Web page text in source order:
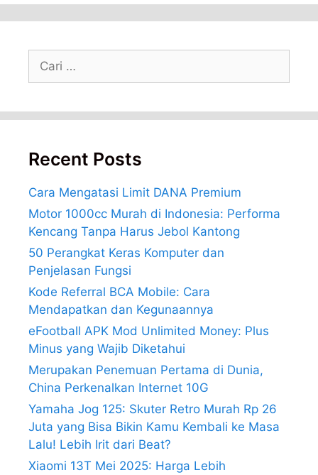
Cari
Recent Posts
Cara Mengatasi Limit DANA Premium
Motor 1000cc Murah di Indonesia: Performa
Kencang Tanpa Harus Jebol Kantong
50 Perangkat Keras Komputer dan
Penjelasan Fungsi
Kode Referral BCA Mobile: Cara
Mendapatkan dan Kegunaannya
eFootball APK Mod Unlimited Money: Plus
Minus yang Wajib Diketahui
Merupakan Penemuan Pertama di Dunia,
China Perkenalkan Internet 10G
Yamaha Jog 125: Skuter Retro Murah Rp 26
Juta yang Bisa Bikin Kamu Kembali ke Masa
Lalu! Lebih Irit dari Beat?
Xiaomi 13T Mei 2025: Harga Lebih